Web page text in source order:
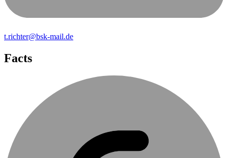
t.richter@bsk-mail.de
Facts